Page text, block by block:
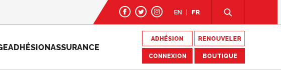
EN FR
ADHÉSIONASSURANCE
ADHÉSION RENOUVELER
CONNEXION BOUTIQUE